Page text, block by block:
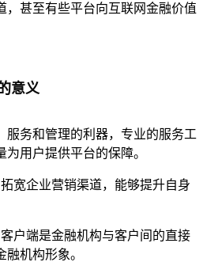
，甚至有些平台向互联网金融价值
意义
服务和管理的利器，专业的服务工
用户提供平台的保障。
宽企业营销渠道，能够提升自身
户端是金融机构与客户间的直接
机构形象。